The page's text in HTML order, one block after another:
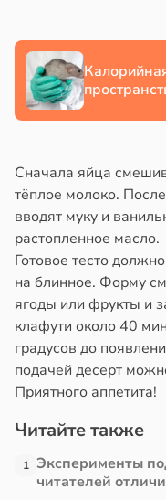
20:58
в13:38
Сначала яйца
тёплое молоко.
вводят муку и
растопленное масло.
Готовое тесто
на блинное. Форму
ягоды или фрукты и
клафути около 40
градусов до
подачей десерт
Приятного аппетита!
Читайте также
1 Эксперименты
читателей